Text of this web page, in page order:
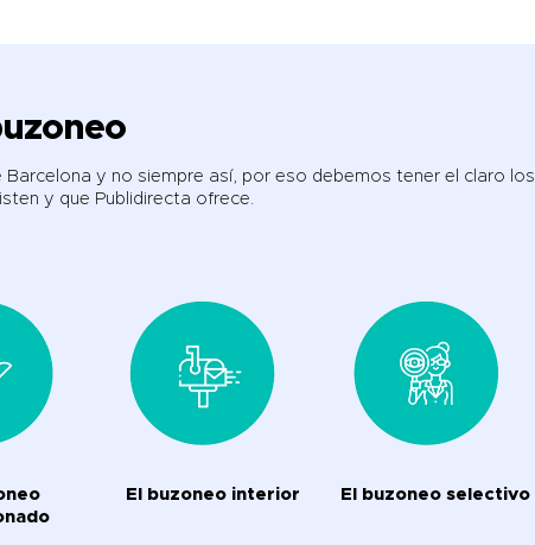
y no siempre así, por eso debemos tener el claro los
y que Publidirecta ofrece.
El buzoneo interior El buzoneo selectivo